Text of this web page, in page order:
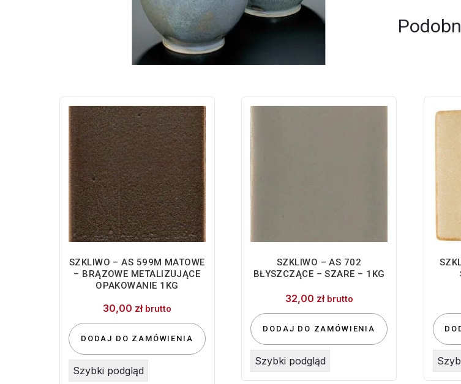
SZKLIWO – AS 599M MATOWE
– BRĄZOWE METALIZUJĄCE
OPAKOWANIE 1KG
30,00 zł brutto
DODAJ DO ZAMÓWIENIA
Szybki podgląd
SZKLIWO – AS 702
BŁYSZCZĄCE – SZARE – 1KG
32,00 zł brutto
DODAJ DO ZAMÓWIENIA
Szybki podgląd